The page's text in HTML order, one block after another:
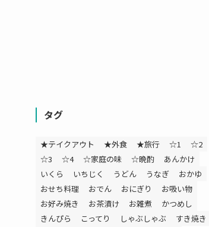
タグ
★テイクアウト ★外食 ★旅行 ☆1
☆2
☆3
☆4 ☆家庭の味 ☆晩酌
あんかけ
いくら
いちじく うどん うなぎ
おかゆ
おせち料理
おでん おにぎり
お吸い物
お好み焼き
お茶漬け お雑煮
かつめし
きんぴら
こってり しゃぶしゃぶ
すき焼き